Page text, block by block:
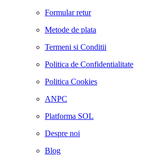
Formular retur
Metode de plata
Termeni si Conditii
Politica de Confidentialitate
Politica Cookies
ANPC
Platforma SOL
Despre noi
Blog